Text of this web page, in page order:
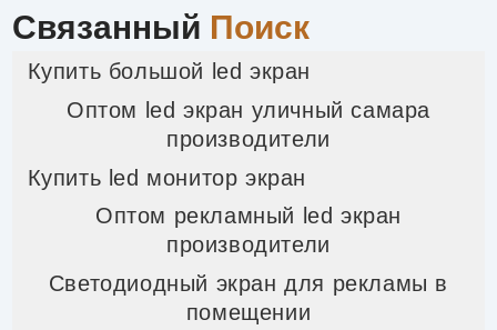
Связанный Поиск
Купить большой led экран
Оптом led экран уличный самара
производители
Купить led монитор экран
Оптом рекламный led экран
производители
Светодиодный экран для рекламы в
помещении